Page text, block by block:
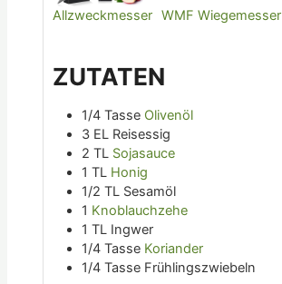
Allzweckmesser WMF Wiegemesser
ZUTATEN
1/4 Tasse Olivenöl
3 EL Reisessig
2 TL Sojasauce
1 TL Honig
1/2 TL Sesamöl
1 Knoblauchzehe
1 TL Ingwer
1/4 Tasse Koriander
1/4 Tasse Frühlingszwiebeln